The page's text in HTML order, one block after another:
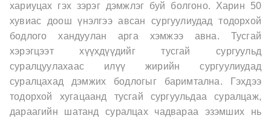
хариуцах гэх зэрэг дэмжлэг буй болгоно. Харин 50
хувиас доош үнэлгээ авсан сургуулиудад тодорхой
бодлого хандуулан арга хэмжээ авна. Тусгай
хэрэгцээт хүүхдүүдийг тусгай сургуульд
суралцуулахаас илүү жирийн сургуулиудад
суралцахад дэмжих бодлогыг баримтална. Гэхдээ
тодорхой хугацаанд тусгай сургуульдаа суралцаж,
дараагийн шатанд суралцах чадвараа эзэмших нь